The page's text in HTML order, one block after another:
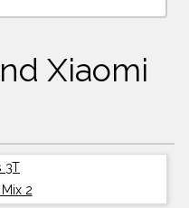
Xiaomi
3T
2